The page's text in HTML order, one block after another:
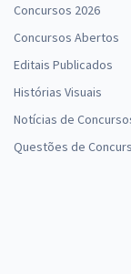
Concursos 2026
Concursos Abertos
Editais Publicados
Histórias Visuais
Notícias de
Questões de